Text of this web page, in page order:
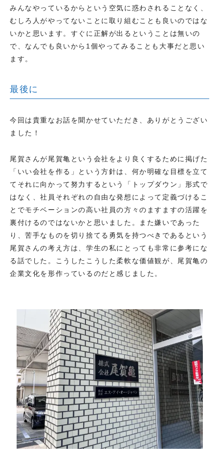
みんなやっているからという空気に惑わされることなく、
むしろ人がやってないことに取り組むことも良いのではな
いかと思います。すぐに正解が出るということは無いの
で、なんでも良いから1個やってみることも大事だと思い
ます。
最後に
今回は貴重なお話を聞かせていただき、ありがとうござい
ました！
尾賀さんが尾賀亀という会社をより良くするために掲げた
「いい会社を作る」という方針は、何か明確な目標を立て
てそれに向かって努力するという「トップダウン」形式で
はなく、社員それぞれの自由な発想によって定義づけるこ
とでモチベーションの高い社員の方々のますますの活躍を
裏付けるのではないかと思いました。また嫌いであった
り、苦手なものを切り捨てる勇気を持つべきであるという
尾賀さんの考え方は、学生の私にとっても非常に参考にな
る話でした。こうしたこうした柔軟な価値観が、尾賀亀の
企業文化を形作っているのだと感じました。